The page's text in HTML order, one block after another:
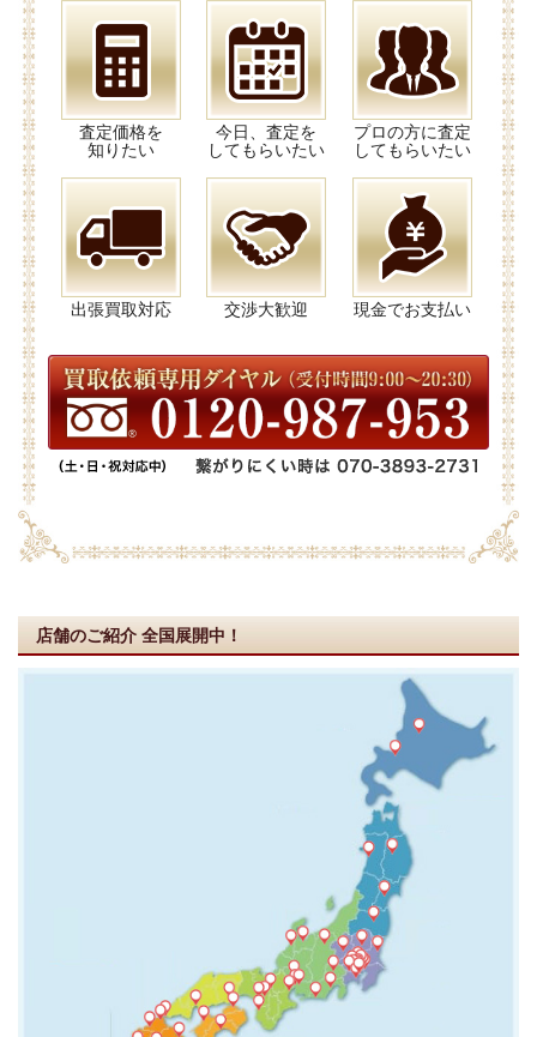
査定価格を
知りたい
今日、査定を
してもらいたい
プロの方に査定
してもらいたい
出張買取対応 交渉大歓迎 現金でお支払い
店舗のご紹介 全国展開中！